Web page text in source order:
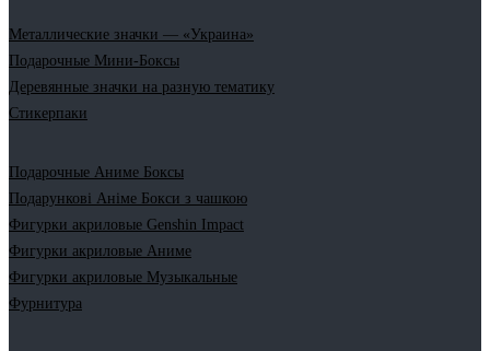
Металлические значки — «Украина»
Подарочные Мини-Боксы
Деревянные значки на разную тематику
Стикерпаки
Подарочные Аниме Боксы
Подарункові Аніме Бокси з чашкою
Фигурки акриловые Genshin Impact
Фигурки акриловые Аниме
Фигурки акриловые Музыкальные
Фурнитура